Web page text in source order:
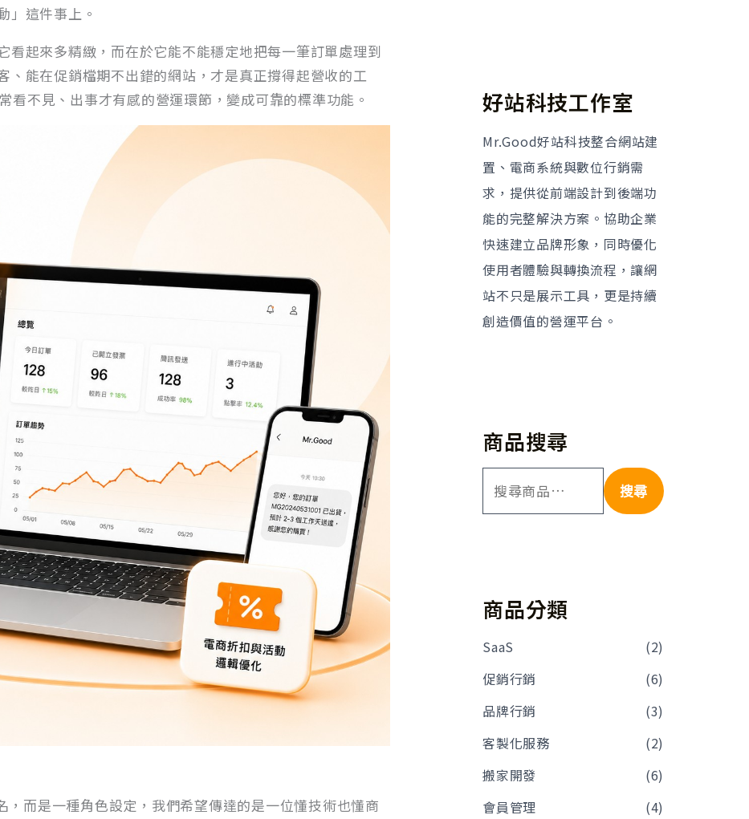
」這件事上。
看起來多精緻，而在於它能不能穩定地把每一筆訂單處理到
、能在促銷檔期不出錯的網站，才是真正撐得起營收的工
不見、出事才有感的營運環節，變成可靠的標準功能。
，而是一種角色設定，我們希望傳達的是一位懂技術也懂商
好站科技工作室
Mr.Good好站科技整合網站建
置、電商系統與數位行銷需
求，提供從前端設計到後端功
能的完整解決方案。協助企業
快速建立品牌形象，同時優化
使用者體驗與轉換流程，讓網
站不只是展示工具，更是持續
創造價值的營運平台。
商品搜尋
搜尋
商品分類
SaaS
(2)
促銷行銷
(6)
品牌行銷
(3)
客製化服務
(2)
搬家開發
(6)
會員管理
(4)